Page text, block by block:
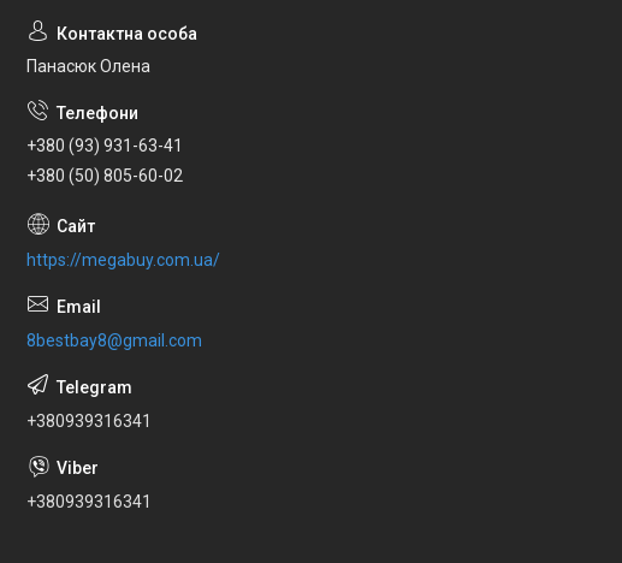
Панасюк Олена
+380 (93) 931-63-41
+380 (50) 805-60-02
https://megabuy.com.ua/
8bestbay8@gmail.com
+380939316341
+380939316341